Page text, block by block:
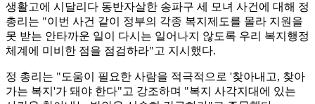
생활고에 시달리다 동반자살한 송파구 세 모녀 사건에 대해 정
총리는 "이번 사건 같이 정부의 각종 복지제도를 몰라 지원을
못 받는 안타까운 일이 다시는 일어나지 않도록 우리 복지행정
체계에 미비한 점을 점검하라"고 지시했다.
정 총리는 "도움이 필요한 사람을 적극적으로 '찾아내고, 찾아
가는 복지'가 돼야 한다"고 강조하며 "복지 사각지대에 있는